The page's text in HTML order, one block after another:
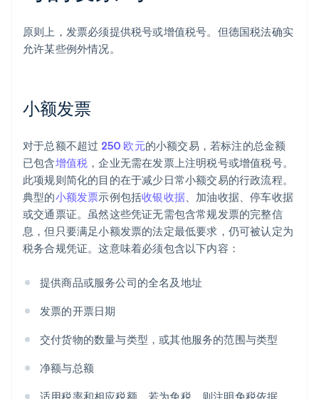
原则上，发票必须提供税号或增值税号。但德国税法确实
允许某些例外情况。
小额发票
对于总额不超过 250 欧元的小额交易，若标注的总金额
已包含增值税 ，企业无需在发票上注明税号或增值税号。
此项规则简化的目的在于减少日常小额交易的行政流程。
典型的小额发票示例包括收银收据、加油收据、停车收据
或交通票证。虽然这些凭证无需包含常规发票的完整信
息，但只要满足小额发票的法定最低要求，仍可被认定为
税务合规凭证。这意味着必须包含以下内容：
提供商品或服务公司的全名及地址
发票的开票日期
交付货物的数量与类型，或其他服务的范围与类型
净额与总额